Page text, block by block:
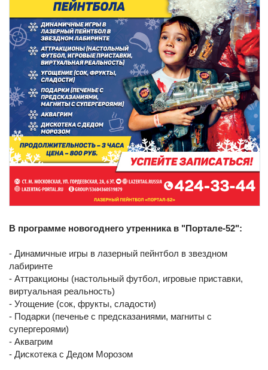
В программе новогоднего утренника в "Портале-52":
- Динамичные игры в лазерный пейнтбол в звездном
лабиринте
- Аттракционы (настольный футбол, игровые приставки,
виртуальная реальность)
- Угощение (сок, фрукты, сладости)
- Подарки (печенье с предсказаниями, магниты с
супергероями)
- Аквагрим
- Дискотека с Дедом Морозом